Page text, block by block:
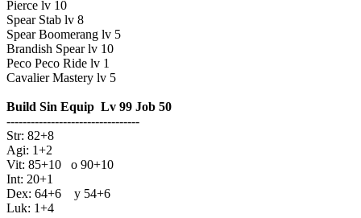
Pierce lv 10
Spear Stab lv 8
Spear Boomerang lv 5
Brandish Spear lv 10
Peco Peco Ride lv 1
Cavalier Mastery lv 5
Build Sin Equip Lv 99 Job 50
---------------------------------
Str: 82+8
Agi: 1+2
Vit: 85+10 o 90+10
Int: 20+1
Dex: 64+6 y 54+6
Luk: 1+4